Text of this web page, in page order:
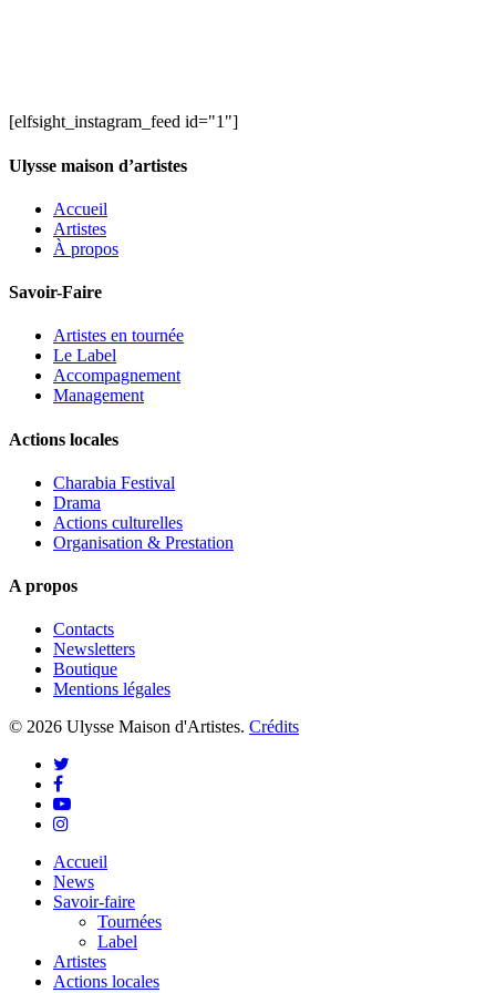
[elfsight_instagram_feed id="1"]
Ulysse maison d’artistes
Accueil
Artistes
À propos
Savoir-Faire
Artistes en tournée
Le Label
Accompagnement
Management
Actions locales
Charabia Festival
Drama
Actions culturelles
Organisation & Prestation
A propos
Contacts
Newsletters
Boutique
Mentions légales
© 2026 Ulysse Maison d'Artistes. Crédits
twitter
facebook
youtube
instagram
Close
Menu
Accueil
News
Savoir-faire
Tournées
Label
Artistes
Actions locales